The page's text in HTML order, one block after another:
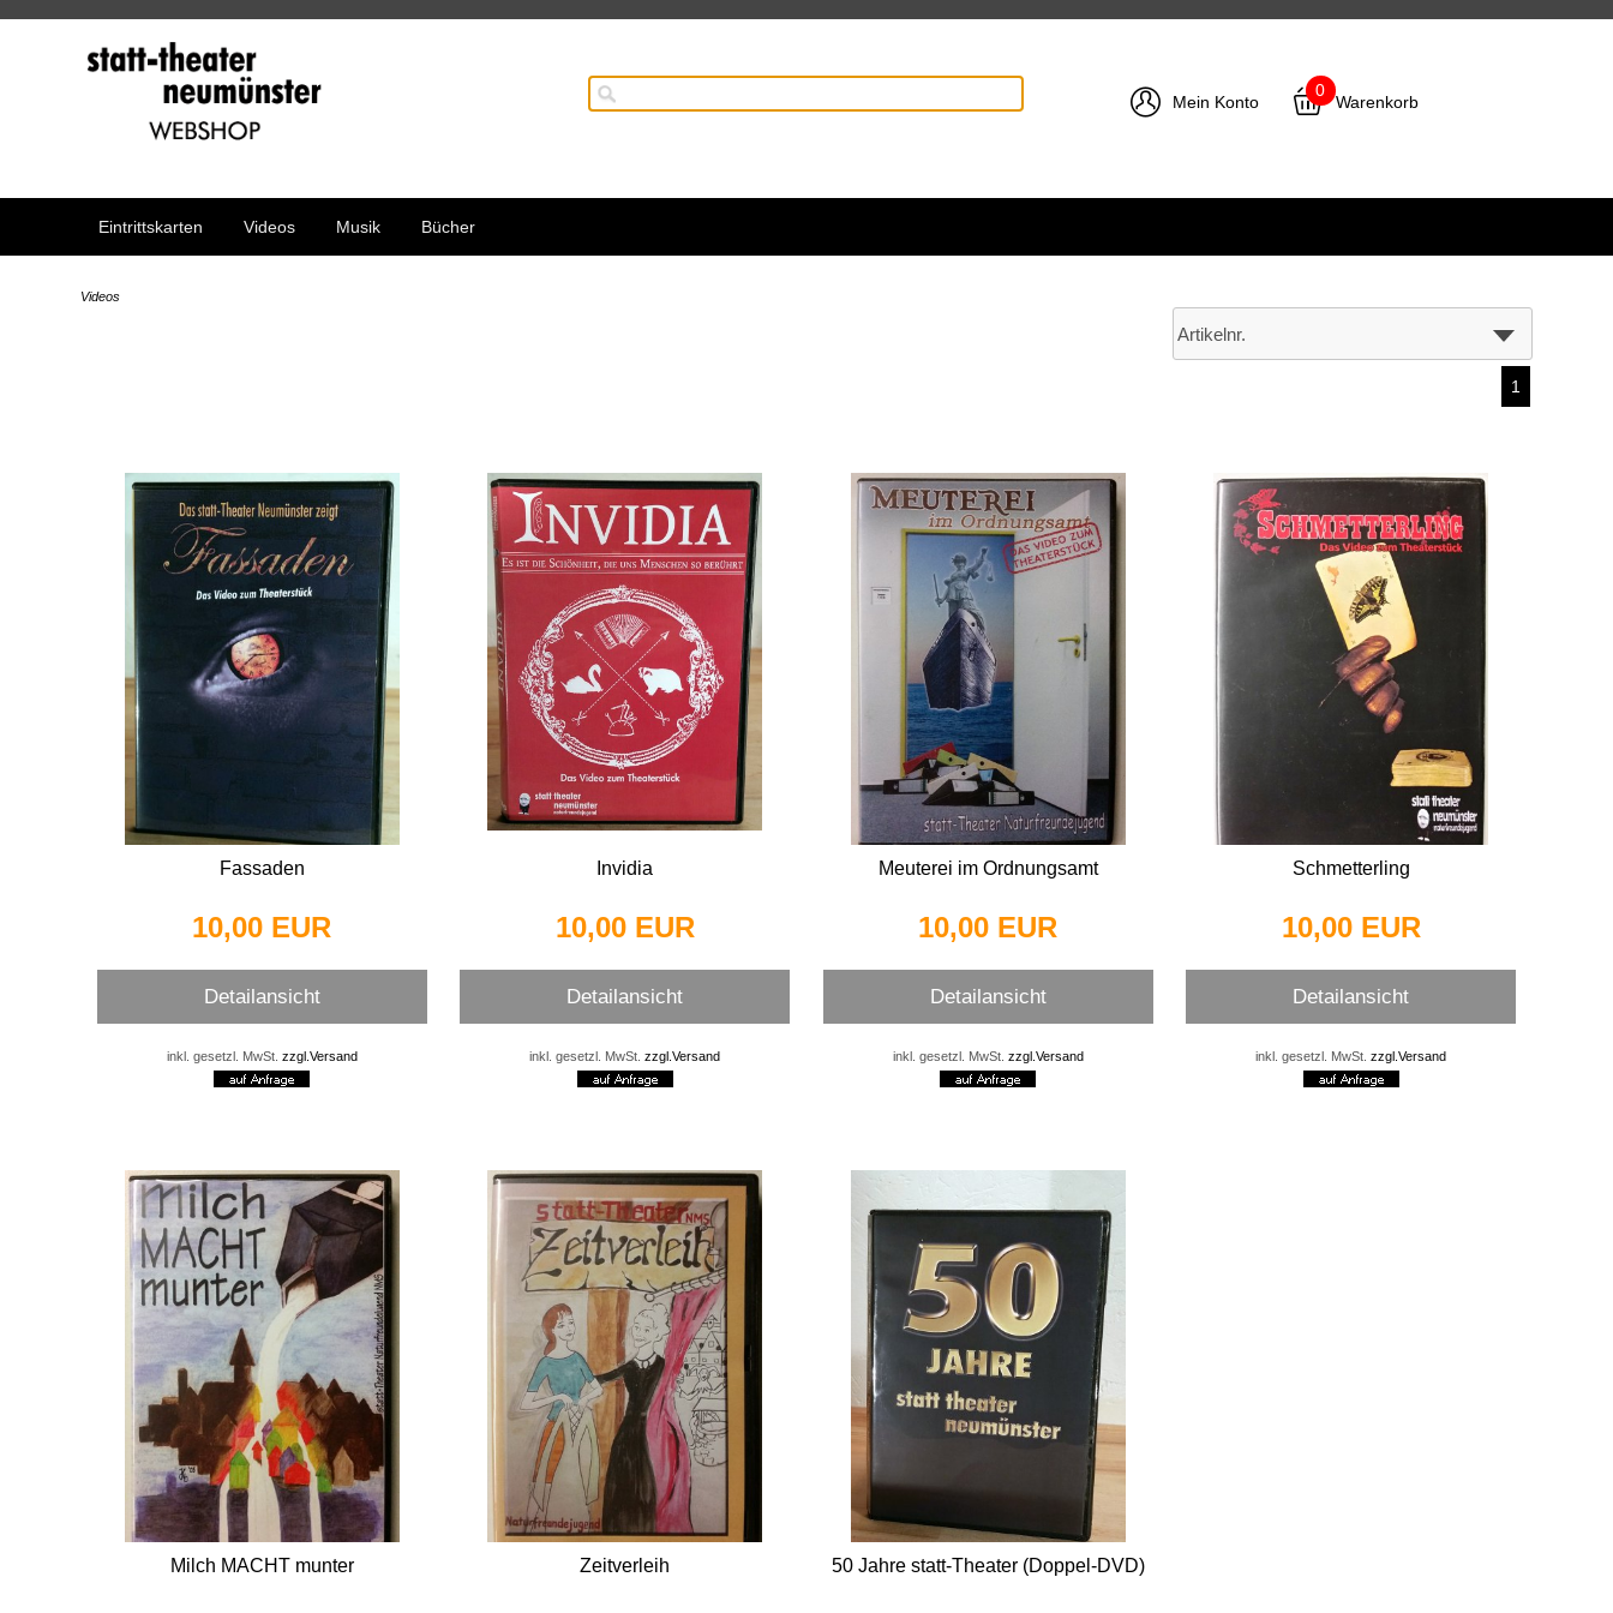
Mein Konto
0
Warenkorb
Eintrittskarten Videos Musik Bücher
Videos
1
Fassaden
10,00 EUR
Detailansicht
inkl. gesetzl. MwSt. zzgl.Versand
Invidia
10,00 EUR
Detailansicht
inkl. gesetzl. MwSt.zzgl.Versand
Meuterei im Ordnungsamt
10,00 EUR
Detailansicht
inkl. gesetzl. MwSt. zzgl.Versand
Schmetterling
10,00 EUR
Detailansicht
inkl. gesetzl. MwSt.zzgl.Versand
Milch MACHT munter Zeitverleih 50 Jahre statt-Theater (Doppel-DVD)